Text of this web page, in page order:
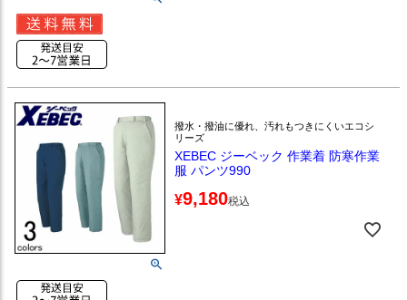
撥水・撥油に優れ、汚れもつきにくいエコシ
リーズ
XEBEC ジーベック 作業着 防寒作業
服 パンツ990
¥9,180税込